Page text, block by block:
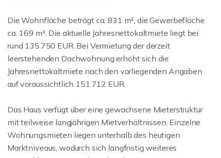
Die Wohnfläche beträgt ca. 831 m², die Gewerbefläche
ca. 169 m². Die aktuelle Jahresnettokaltmiete liegt bei
rund 135.750 EUR. Bei Vermietung der derzeit
leerstehenden Dachwohnung erhöht sich die
Jahresnettokaltmiete nach den vorliegenden Angaben
auf voraussichtlich 151.712 EUR.
Das Haus verfügt über eine gewachsene Mieterstruktur
mit teilweise langjährigen Mietverhältnissen. Einzelne
Wohnungsmieten liegen unterhalb des heutigen
Marktniveaus, wodurch sich langfristig weiteres